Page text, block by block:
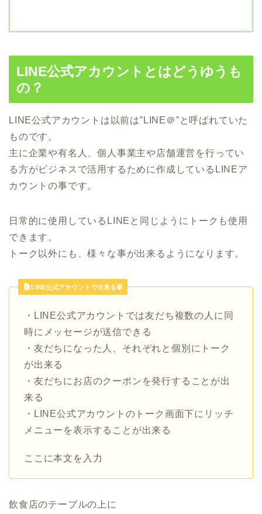
LINE公式アカウントとはどうゆうも
の？
LINE公式アカウントは以前は”LINE＠”と呼ばれていた
ものです。
主に企業や有名人、個人事業主や店舗運営を行ってい
る方がビジネスで活用するために作成しているLINEア
カウントの事です。
日常的に使用しているLINEと同じようにトークも使用
できます。
トーク以外にも、様々な事が出来るようになります。
LINE公式アカウントで出来る事
・LINE公式アカウントでは友だち複数の人に同
時にメッセージが送信できる
・友だちになった人、それぞれと個別にトーク
が出来る
・友だちにお店のクーポンを発行することが出
来る
・LINE公式アカウントのトーク画面下にリッチ
メニューを表示することが出来る
ここに本文を入力
飲食店のテーブルの上に